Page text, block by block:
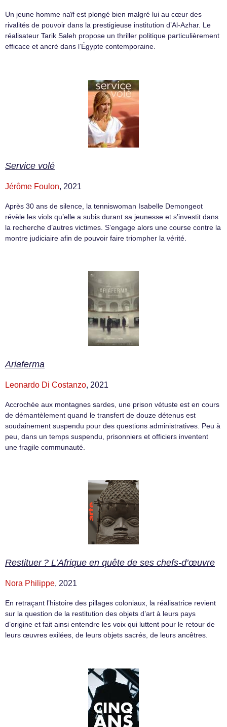
Un jeune homme naïf est plongé bien malgré lui au cœur des
rivalités de pouvoir dans la prestigieuse institution d’Al-Azhar. Le
réalisateur Tarik Saleh propose un thriller politique particulièrement
efficace et ancré dans l’Égypte contemporaine.
Service volé
Jérôme Foulon, 2021
Après 30 ans de silence, la tenniswoman Isabelle Demongeot
révèle les viols qu’elle a subis durant sa jeunesse et s’investit dans
la recherche d’autres victimes. S’engage alors une course contre la
montre judiciaire afin de pouvoir faire triompher la vérité.
Ariaferma
Leonardo Di Costanzo, 2021
Accrochée aux montagnes sardes, une prison vétuste est en cours
de démantèlement quand le transfert de douze détenus est
soudainement suspendu pour des questions administratives. Peu à
peu, dans un temps suspendu, prisonniers et officiers inventent
une fragile communauté.
Restituer ? L’Afrique en quête de ses chefs-d’œuvre
Nora Philippe, 2021
En retraçant l’histoire des pillages coloniaux, la réalisatrice revient
sur la question de la restitution des objets d’art à leurs pays
d’origine et fait ainsi entendre les voix qui luttent pour le retour de
leurs œuvres exilées, de leurs objets sacrés, de leurs ancêtres.